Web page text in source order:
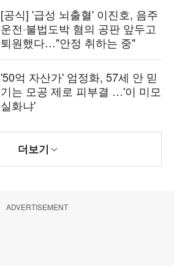
[공식] '급성 뇌출혈' 이진호, 음주
운전·불법도박 혐의 공판 앞두고
퇴원했다…"안정 취하는 중"
'50억 자산가' 엄정화, 57세 안 믿
기는 모공 제로 피부결 …'이 미모
실화냐'
더보기
ADVERTISEMENT